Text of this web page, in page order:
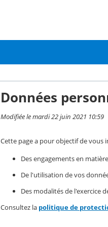
Données
Modifiée le mardi 22 juin 2021 10:59
Cette page a pour objectif de vous
Des engagements en
De l'utilisation de vos
Des modalités de l'exercice
Consultez la politique de